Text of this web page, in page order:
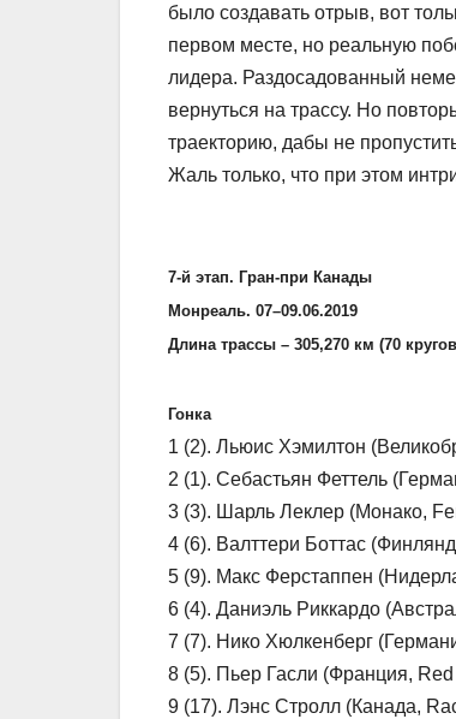
было создавать отрыв, вот
первом месте, но реальную
лидера. Раздосадованный
вернуться на трассу. Но
траекторию, дабы не
Жаль только, что при этом
7-й этап. Гран-при Канады
Монреаль. 07–09.06.2019
Длина трассы – 305,270 км (70
Гонка
1 (2). Льюис Хэмилтон
2 (1). Себастьян Феттель
3 (3). Шарль Леклер (Монако,
4 (6). Валттери Боттас
5 (9). Макс Ферстаппен
6 (4). Даниэль Риккардо
7 (7). Нико Хюлкенберг
8 (5). Пьер Гасли (Франция,
9 (17). Лэнс Стролл (Канада,